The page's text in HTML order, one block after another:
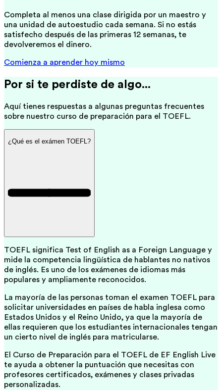
Completa al menos una clase dirigida por un maestro y
una unidad de autoestudio cada semana. Si no estás
satisfecho después de las primeras 12 semanas, te
devolveremos el dinero.
Comienza a aprender hoy mismo
Por si te perdiste de algo...
Aquí tienes respuestas a algunas preguntas frecuentes
sobre nuestro curso de preparación para el TOEFL.
¿Qué es el exámen TOEFL?
TOEFL significa Test of English as a Foreign Language y
mide la competencia lingüística de hablantes no nativos
de inglés. Es uno de los exámenes de idiomas más
populares y ampliamente reconocidos.
La mayoría de las personas toman el examen TOEFL para
solicitar universidades en países de habla inglesa como
Estados Unidos y el Reino Unido, ya que la mayoría de
ellas requieren que los estudiantes internacionales tengan
un cierto nivel de inglés para matricularse.
El Curso de Preparación para el TOEFL de EF English Live
te ayuda a obtener la puntuación que necesitas con
profesores certificados, exámenes y clases privadas
personalizadas.